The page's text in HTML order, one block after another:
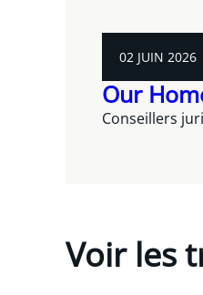
02 JUIN 2026
Our
Conseillers
Voir les